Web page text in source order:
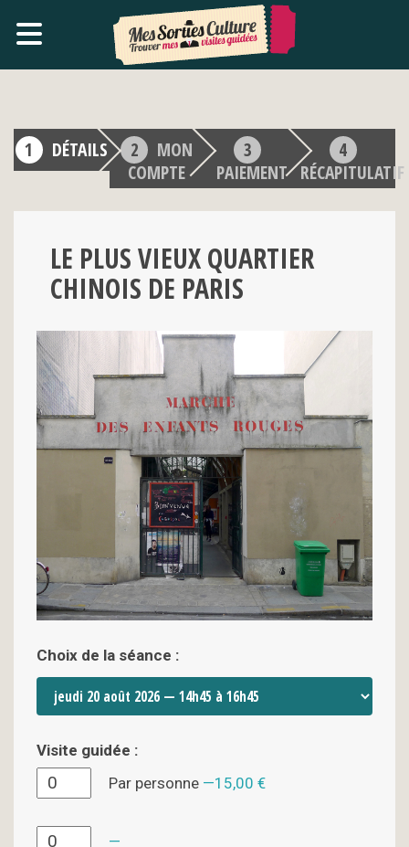
DÉTAILS
MON
COMPTE
PAIEMENT RÉCAPITULATIF
LE PLUS VIEUX QUARTIER
CHINOIS DE PARIS
Choix de la séance :
Visite guidée :
Par personne
15,00 €